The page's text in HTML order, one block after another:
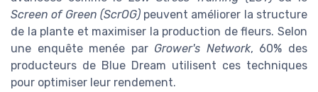
Screen of Green (ScrOG)peuvent améliorer la structure
de la plante et maximiser la production de fleurs. Selon
une enquête menée par Grower's Network, 60% des
producteurs de Blue Dream utilisent ces techniques
pour optimiser leur rendement.